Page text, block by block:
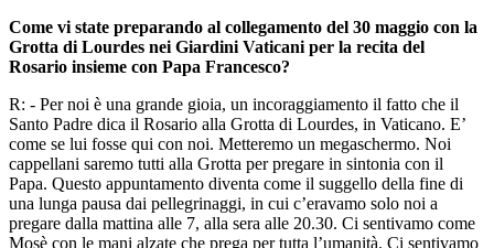
Come vi state preparando al collegamento del 30 maggio con la
Grotta di Lourdes nei Giardini Vaticani per la recita del
Rosario insieme con Papa Francesco?
R: - Per noi è una grande gioia, un incoraggiamento il fatto che il
Santo Padre dica il Rosario alla Grotta di Lourdes, in Vaticano. E’
come se lui fosse qui con noi. Metteremo un megaschermo. Noi
cappellani saremo tutti alla Grotta per pregare in sintonia con il
Papa. Questo appuntamento diventa come il suggello della fine di
una lunga pausa dai pellegrinaggi, in cui c’eravamo solo noi a
pregare dalla mattina alle 7, alla sera alle 20.30. Ci sentivamo come
Mosè con le mani alzate che prega per tutta l’umanità. Ci sentivamo